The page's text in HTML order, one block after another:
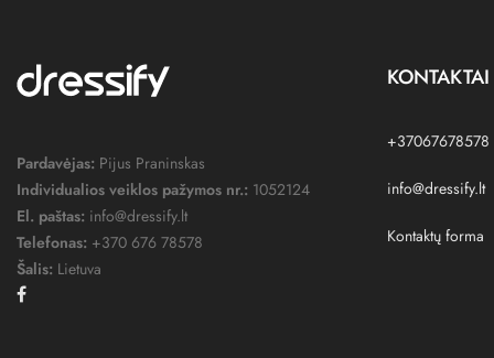
Pardavėjas: Pijus Praninskas
Individualios veiklos pažymos nr.: 1052124
El. paštas: info@dressify.lt
Telefonas: +370 676 78578
Šalis: Lietuva
KONTAKTAI
+37067678578
info@dressify.lt
Kontaktų forma